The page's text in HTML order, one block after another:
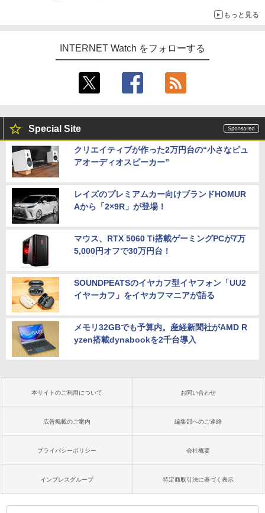
もっと見る
INTERNET Watch をフォローする
Special Site
クリエイティブが作った2万円台の“小さなピュ
アオーディオスピーカー”
レイズのプレミアムカー向けブランドHOMUR
Aから「2×9R」が登場！
マウス、RTX 5060 Ti搭載ゲーミングPCが7万
5,000円オフで30万円台！
SOUNDPEATSのイヤカフ型イヤフォン「UU2
イヤーカフ」をイヤカフマニアが語る
メモリ32GBでも予算内。産経新聞社がAMD R
yzen搭載dynabookを2千台導入
本サイトのご利用について お問い合わせ
広告掲載のご案内 編集部へのご連絡
プライバシーポリシー 会社概要
インプレスグループ 特定商取引法に基づく表示